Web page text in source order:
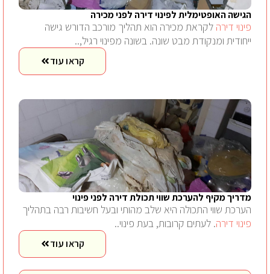
הגישה האופטימלית לפינוי דירה לפני מכירה
פינוי דירה לקראת מכירה הוא תהליך מורכב הדורש גישה
ייחודית ומנקודת מבט שונה. בשונה מפינוי רגיל,..
קראו עוד
מדריך מקיף להערכת שווי תכולת דירה לפני פינוי
הערכת שווי התכולה היא שלב מהותי ובעל חשיבות רבה בתהליך
פינוי דירה. לעתים קרובות, בעת פינוי..
קראו עוד